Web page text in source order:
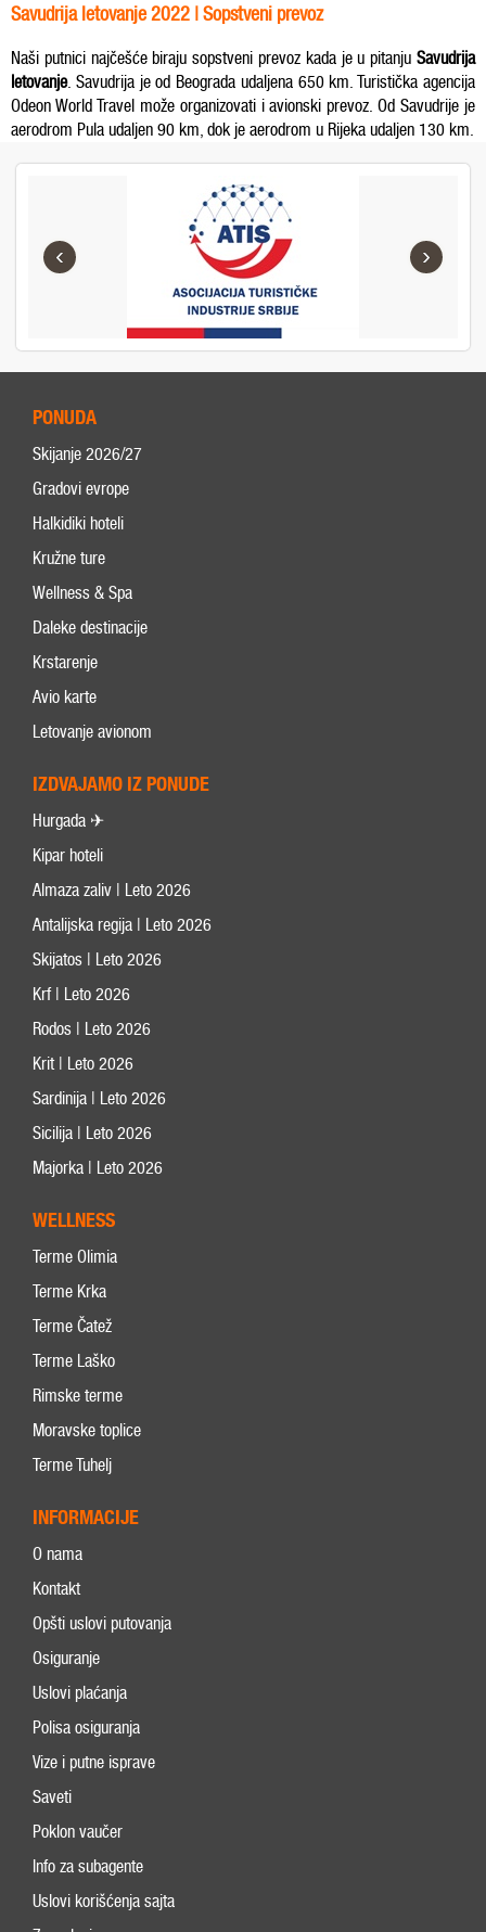
Savudrija letovanje 2022 | Sopstveni prevoz
Naši putnici najčešće biraju sopstveni prevoz kada je u pitanju Savudrija
letovanje. Savudrija je od Beograda udaljena 650 km. Turistička agencija
Odeon World Travel može organizovati i avionski prevoz. Od Savudrije je
aerodrom Pula udaljen 90 km, dok je aerodrom u Rijeka udaljen 130 km.
‹ ›
PONUDA
Skijanje 2026/27
Gradovi evrope
Halkidiki hoteli
Kružne ture
Wellness & Spa
Daleke destinacije
Krstarenje
Avio karte
Letovanje avionom
IZDVAJAMO IZ PONUDE
Hurgada ✈
Kipar hoteli
Almaza zaliv | Leto 2026
Antalijska regija | Leto 2026
Skijatos | Leto 2026
Krf | Leto 2026
Rodos | Leto 2026
Krit | Leto 2026
Sardinija | Leto 2026
Sicilija | Leto 2026
Majorka | Leto 2026
WELLNESS
Terme Olimia
Terme Krka
Terme Čatež
Terme Laško
Rimske terme
Moravske toplice
Terme Tuhelj
INFORMACIJE
O nama
Kontakt
Opšti uslovi putovanja
Osiguranje
Uslovi plaćanja
Polisa osiguranja
Vize i putne isprave
Saveti
Poklon vaučer
Info za subagente
Uslovi korišćenja sajta